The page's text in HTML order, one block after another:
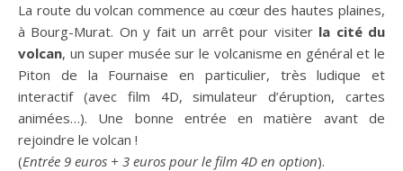
La route du volcan commence au cœur des hautes plaines,
à Bourg-Murat. On y fait un arrêt pour visiter la cité du
volcan, un super musée sur le volcanisme en général et le
Piton de la Fournaise en particulier, très ludique et
interactif (avec film 4D, simulateur d’éruption, cartes
animées…). Une bonne entrée en matière avant de
rejoindre le volcan !
(Entrée 9 euros + 3 euros pour le film 4D en option).